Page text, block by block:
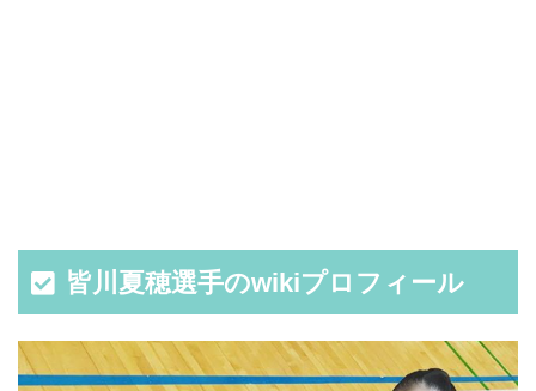
皆川夏穂選手のwikiプロフィール